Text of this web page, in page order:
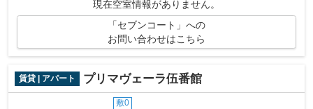
現在空室情報がありません。
「セブンコート」への
お問い合わせはこちら
賃貸 | アパート プリマヴェーラ伍番館
敷0